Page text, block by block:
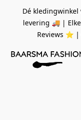
Dé
levering 🚚 |
Reviews ⭐️